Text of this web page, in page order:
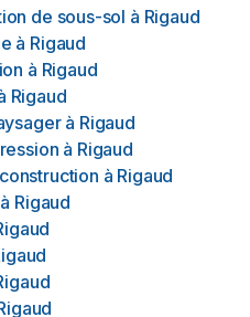
de sous-sol à Rigaud
à Rigaud
à Rigaud
Rigaud
à Rigaud
à Rigaud
à Rigaud
à Rigaud